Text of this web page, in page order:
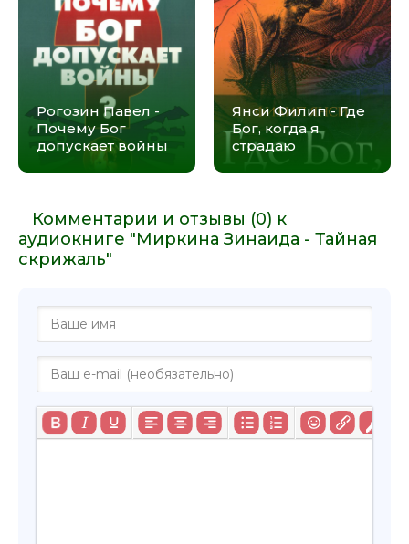
Рогозин Павел -
Почему Бог
допускает войны
Янси Филип - Где
Бог, когда я
страдаю
Комментарии и отзывы (0) к
аудиокниге "Миркина Зинаида - Тайная
скрижаль"